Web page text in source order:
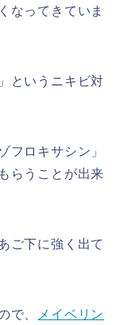
なってきていま
というニキビ対
フロキサシン」
らうことが出来
ご下に強く出て
で、
メイベリン